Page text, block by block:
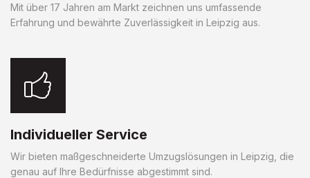
Mit über 17 Jahren am Markt zeichnen uns umfassende
Erfahrung und bewährte Zuverlässigkeit in Leipzig aus.
Individueller Service
Wir bieten maßgeschneiderte Umzugslösungen in Leipzig, die
genau auf Ihre Bedürfnisse abgestimmt sind.